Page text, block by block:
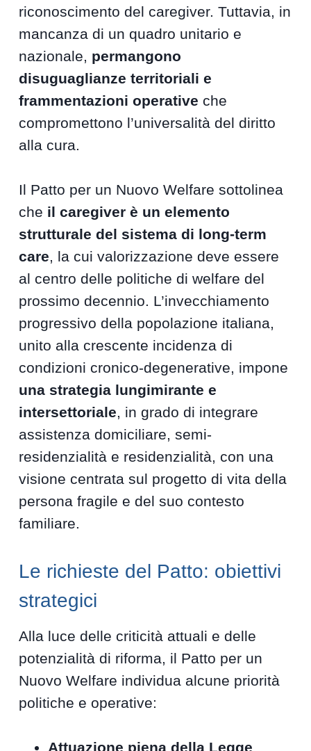
riconoscimento del caregiver. Tuttavia, in
mancanza di un quadro unitario e
nazionale, permangono
disuguaglianze territoriali e
frammentazioni operative che
compromettono l’universalità del diritto
alla cura.
Il Patto per un Nuovo Welfare sottolinea
che il caregiver è un elemento
strutturale del sistema di long-term
care, la cui valorizzazione deve essere
al centro delle politiche di welfare del
prossimo decennio. L’invecchiamento
progressivo della popolazione italiana,
unito alla crescente incidenza di
condizioni cronico-degenerative, impone
una strategia lungimirante e
intersettoriale, in grado di integrare
assistenza domiciliare, semi-
residenzialità e residenzialità, con una
visione centrata sul progetto di vita della
persona fragile e del suo contesto
familiare.
Le richieste del Patto: obiettivi
strategici
Alla luce delle criticità attuali e delle
potenzialità di riforma, il Patto per un
Nuovo Welfare individua alcune priorità
politiche e operative:
Attuazione piena della Legge